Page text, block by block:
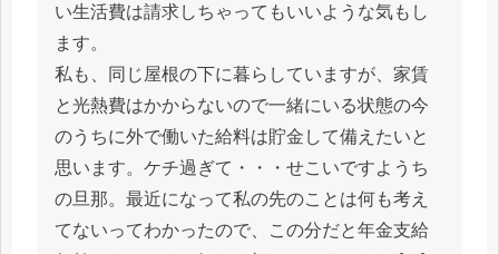
い生活費は請求しちゃってもいいような気もし
ます。
私も、同じ屋根の下に暮らしていますが、家賃
と光熱費はかからないので一緒にいる状態の今
のうちに外で働いた給料は貯金して備えたいと
思います。ケチ過ぎて・・・せこいですようち
の旦那。最近になって私の先のことは何も考え
てないってわかったので、この分だと年金支給